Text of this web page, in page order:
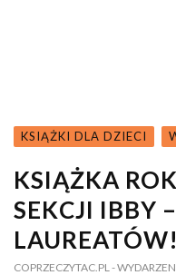
KSIĄŻKI DLA DZIECI
KSIĄŻKA
SEKCJI IBBY
LAUREATÓW!
COPRZECZYTAC.PL -